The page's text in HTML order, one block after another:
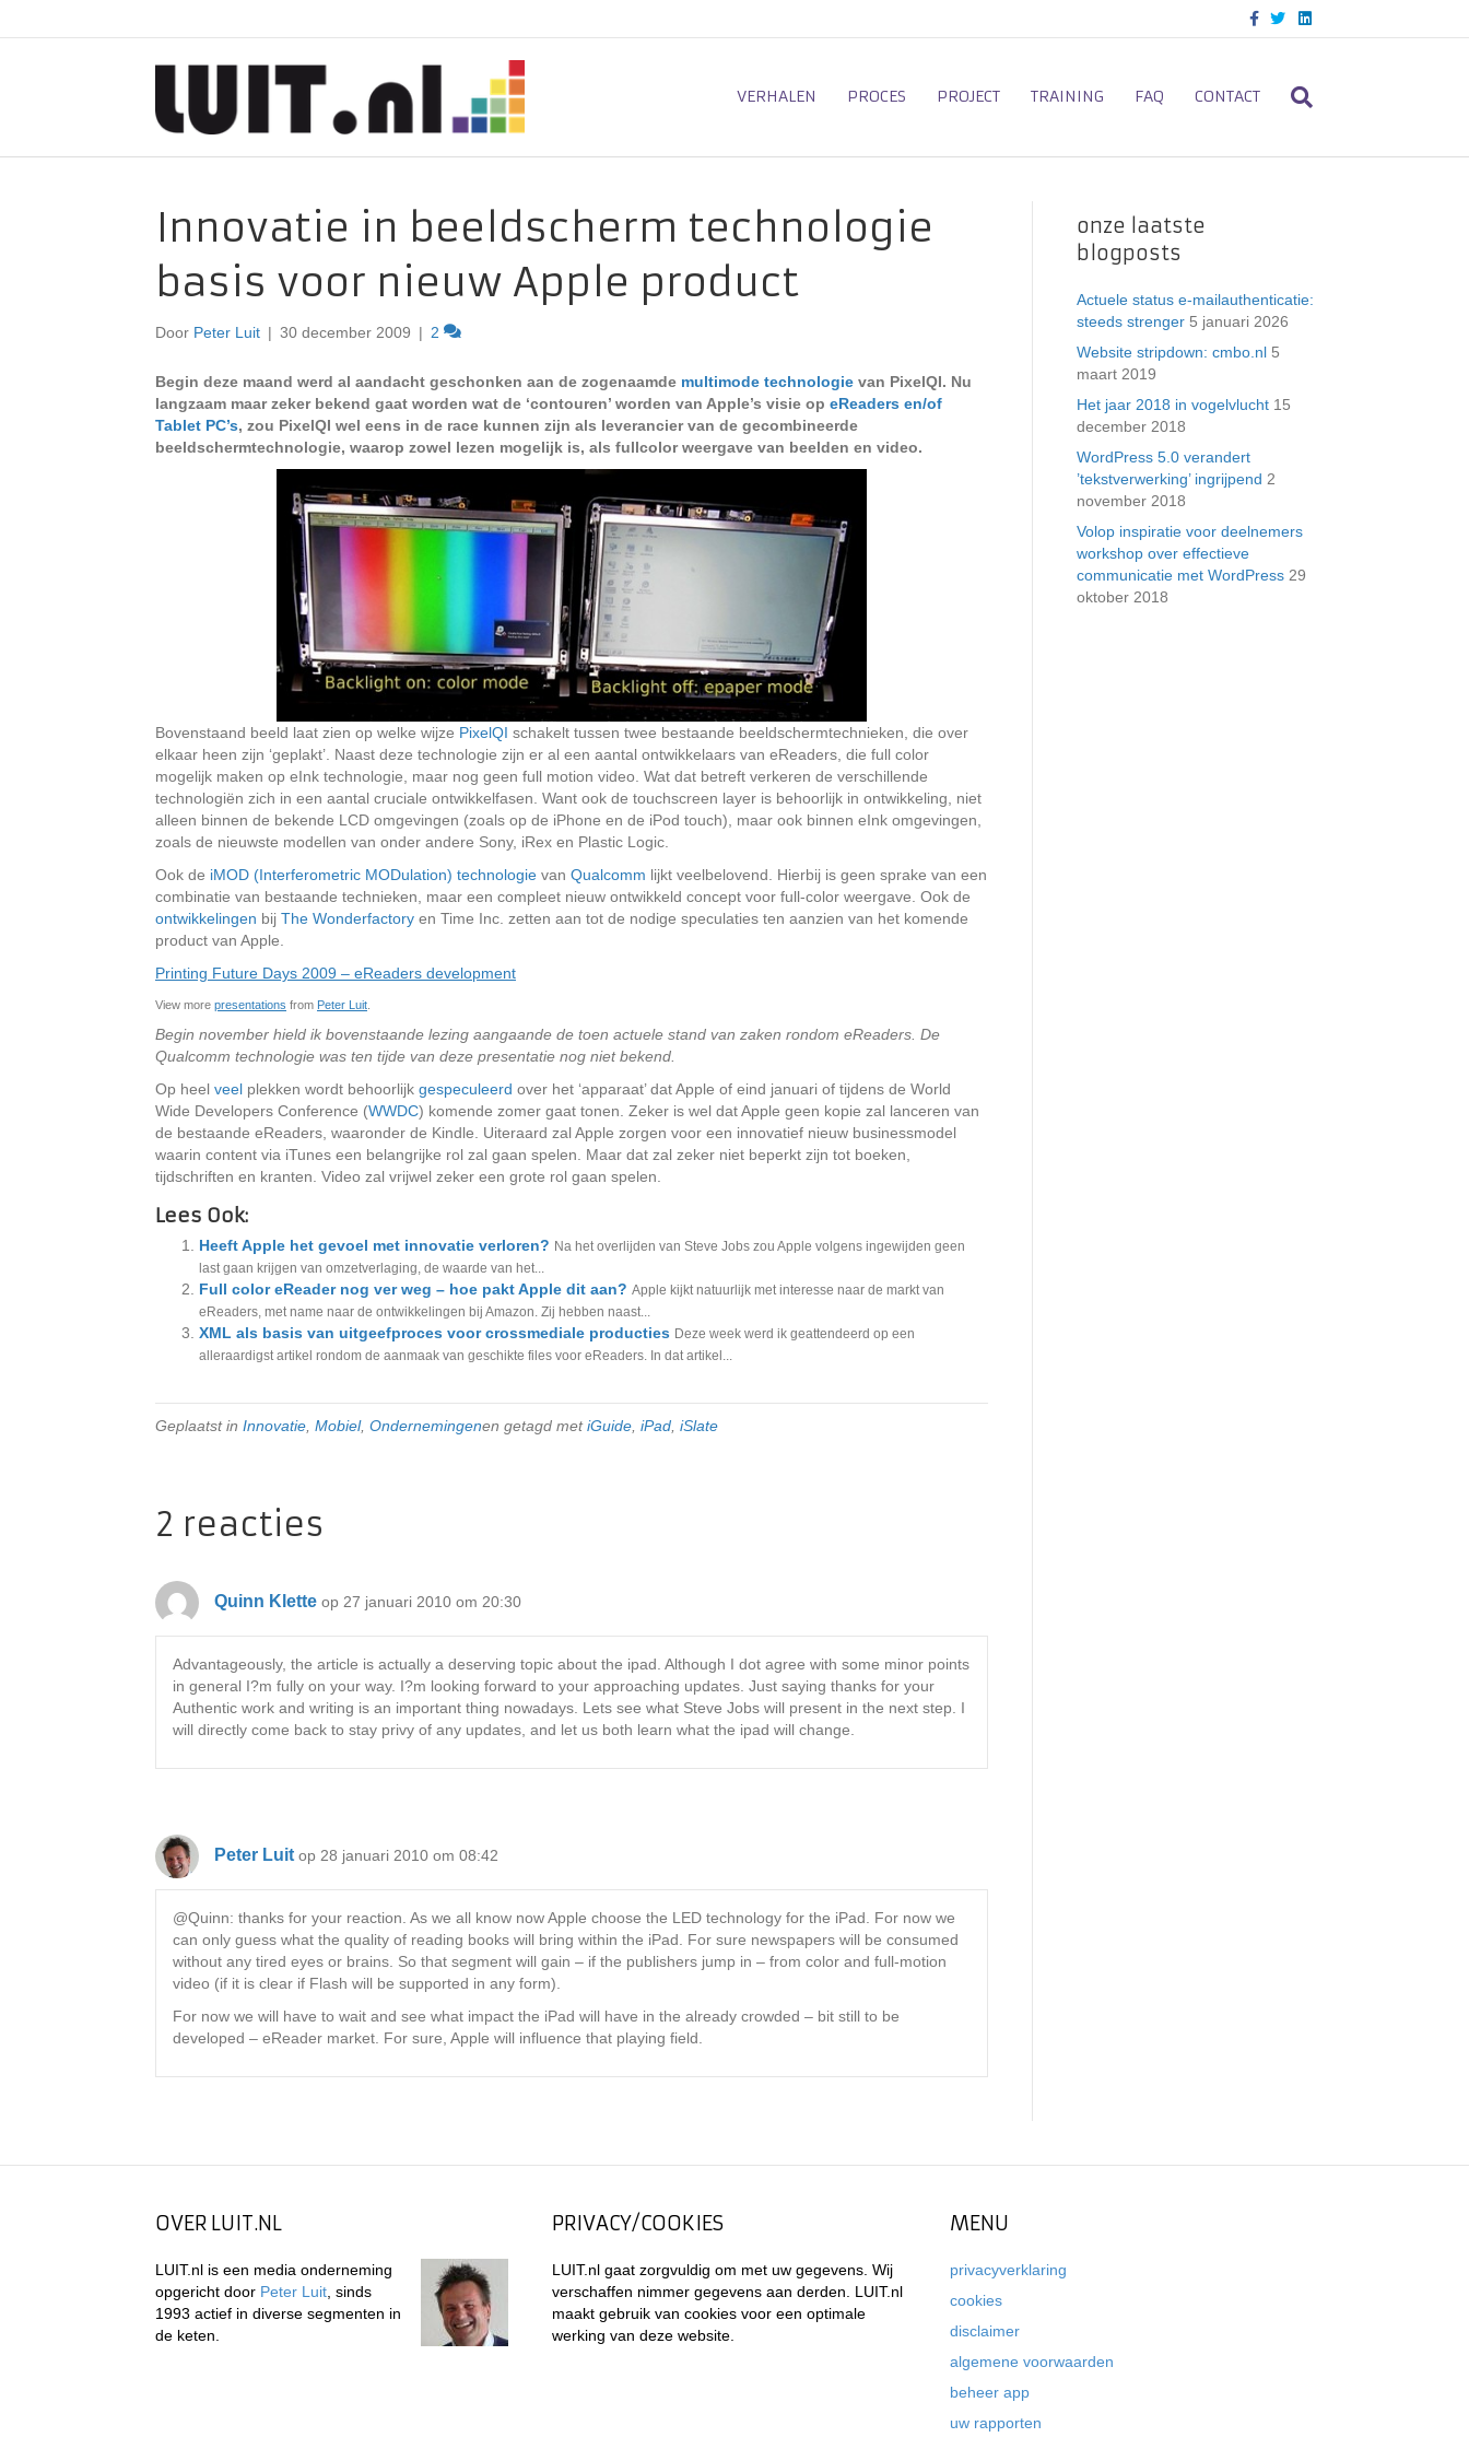
c
o
o
T
i
e
L
n
d
VERHALEN PROCES PROJECT TRAINING FAQ CONTACT
Innovatie in beeldscherm technologie
basis voor nieuw Apple product
Door Peter Luit | 30 december 2009 | 2
Begin deze maand werd al aandacht geschonken aan de zogenaamde multimode technologie van PixelQI. Nu
langzaam maar zeker bekend gaat worden wat de ‘contouren’ worden van Apple’s visie op eReaders en/of
Tablet PC’s, zou PixelQI wel eens in de race kunnen zijn als leverancier van de gecombineerde
beeldschermtechnologie, waarop zowel lezen mogelijk is, als fullcolor weergave van beelden en video.
Bovenstaand beeld laat zien op welke wijze PixelQI schakelt tussen twee bestaande beeldschermtechnieken, die over
elkaar heen zijn ‘geplakt’. Naast deze technologie zijn er al een aantal ontwikkelaars van eReaders, die full color
mogelijk maken op eInk technologie, maar nog geen full motion video. Wat dat betreft verkeren de verschillende
technologiën zich in een aantal cruciale ontwikkelfasen. Want ook de touchscreen layer is behoorlijk in ontwikkeling, niet
alleen binnen de bekende LCD omgevingen (zoals op de iPhone en de iPod touch), maar ook binnen eInk omgevingen,
zoals de nieuwste modellen van onder andere Sony, iRex en Plastic Logic.
Ook de iMOD (Interferometric MODulation) technologie van Qualcomm lijkt veelbelovend. Hierbij is geen sprake van een
combinatie van bestaande technieken, maar een compleet nieuw ontwikkeld concept voor full-color weergave. Ook de
ontwikkelingen bij The Wonderfactory en Time Inc. zetten aan tot de nodige speculaties ten aanzien van het komende
product van Apple.
Printing Future Days 2009 – eReaders development
View more presentations from Peter Luit
Begin november hield ik bovenstaande lezing aangaande de toen actuele stand van zaken rondom eReaders. De
Qualcomm technologie was ten tijde van deze presentatie nog niet bekend.
Op heel veel plekken wordt behoorlijk gespeculeerd over het ‘apparaat’ dat Apple of eind januari of tijdens de World
Wide Developers Conference (WWDC) komende zomer gaat tonen. Zeker is wel dat Apple geen kopie zal lanceren van
de bestaande eReaders, waaronder de Kindle. Uiteraard zal Apple zorgen voor een innovatief nieuw businessmodel
waarin content via iTunes een belangrijke rol zal gaan spelen. Maar dat zal zeker niet beperkt zijn tot boeken,
tijdschriften en kranten. Video zal vrijwel zeker een grote rol gaan spelen.
Lees Ook:
Heeft Apple het gevoel met innovatie verloren? Na het overlijden van Steve Jobs zou Apple volgens ingewijden geen
last gaan krijgen van omzetverlaging, de waarde van het...
Full color eReader nog ver weg – hoe pakt Apple dit aan? Apple kijkt natuurlijk met interesse naar de markt van
eReaders, met name naar de ontwikkelingen bij Amazon. Zij hebben naast...
XML als basis van uitgeefproces voor crossmediale producties Deze week werd ik geattendeerd op een
alleraardigst artikel rondom de aanmaak van geschikte files voor eReaders. In dat artikel...
Geplaatst in Innovatie, Mobiel, Ondernemingenen getagd metiGuide, iPad, iSlate
2 reacties
Quinn Klette op 27 januari 2010 om 20:30
Advantageously, the article is actually a deserving topic about the ipad. Although I dot agree with some minor points
in general I?m fully on your way. I?m looking forward to your approaching updates. Just saying thanks for your
Authentic work and writing is an important thing nowadays. Lets see what Steve Jobs will present in the next step. I
will directly come back to stay privy of any updates, and let us both learn what the ipad will change.
Peter Luit op 28 januari 2010 om 08:42
@Quinn: thanks for your reaction. As we all know now Apple choose the LED technology for the iPad. For now we
can only guess what the quality of reading books will bring within the iPad. For sure newspapers will be consumed
without any tired eyes or brains. So that segment will gain – if the publishers jump in – from color and full-motion
video (if it is clear if Flash will be supported in any form).
For now we will have to wait and see what impact the iPad will have in the already crowded – bit still to be
developed – eReader market. For sure, Apple will influence that playing field.
onze laatste
blogposts
Actuele status e-mailauthenticatie:
steeds strenger 5 januari 2026
Website stripdown: cmbo.nl 5
maart 2019
Het jaar 2018 in vogelvlucht 15
december 2018
WordPress 5.0 verandert
’tekstverwerking’ ingrijpend 2
november 2018
Volop inspiratie voor deelnemers
workshop over effectieve
communicatie met WordPress 29
oktober 2018
OVER LUIT.NL
LUIT.nl is een media onderneming
opgericht door Peter Luit, sinds
1993 actief in diverse segmenten in
de keten.
PRIVACY/COOKIES
LUIT.nl gaat zorgvuldig om met uw gegevens. Wij
verschaffen nimmer gegevens aan derden. LUIT.nl
maakt gebruik van cookies voor een optimale
werking van deze website.
MENU
privacyverklaring
cookies
disclaimer
algemene voorwaarden
beheer app
uw rapporten